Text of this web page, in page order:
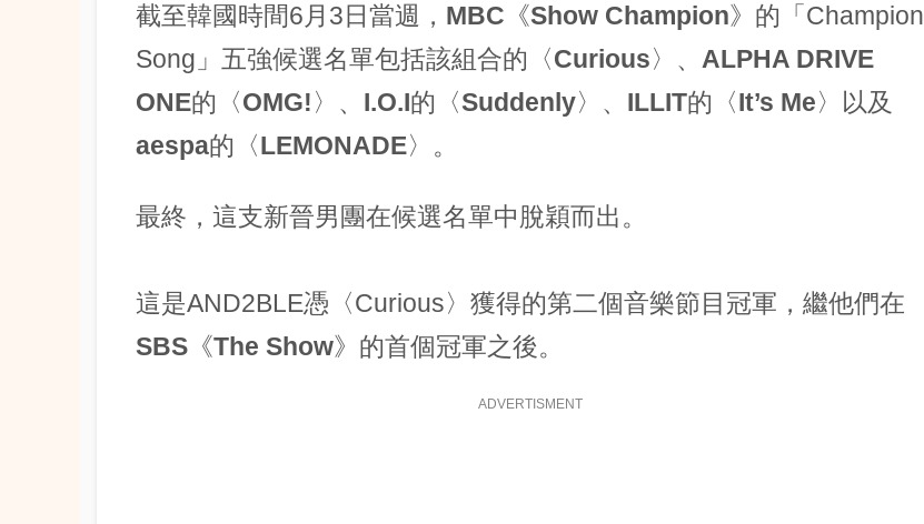
截至韓國時間6月3日當週， MBC 《Show Champion》的「Champion
Song」五強候選名單包括該組合的〈Curious〉、 ALPHA DRIVE
ONE的〈OMG!〉、 I.O.I的〈Suddenly〉、 ILLIT的〈It’s Me〉以及
aespa的〈LEMONADE〉。
最終，這支新晉男團在候選名單中脫穎而出。
這是AND2BLE憑〈Curious〉獲得的第二個音樂節目冠軍，繼他們在
SBS 《The Show》的首個冠軍之後。
ADVERTISMENT